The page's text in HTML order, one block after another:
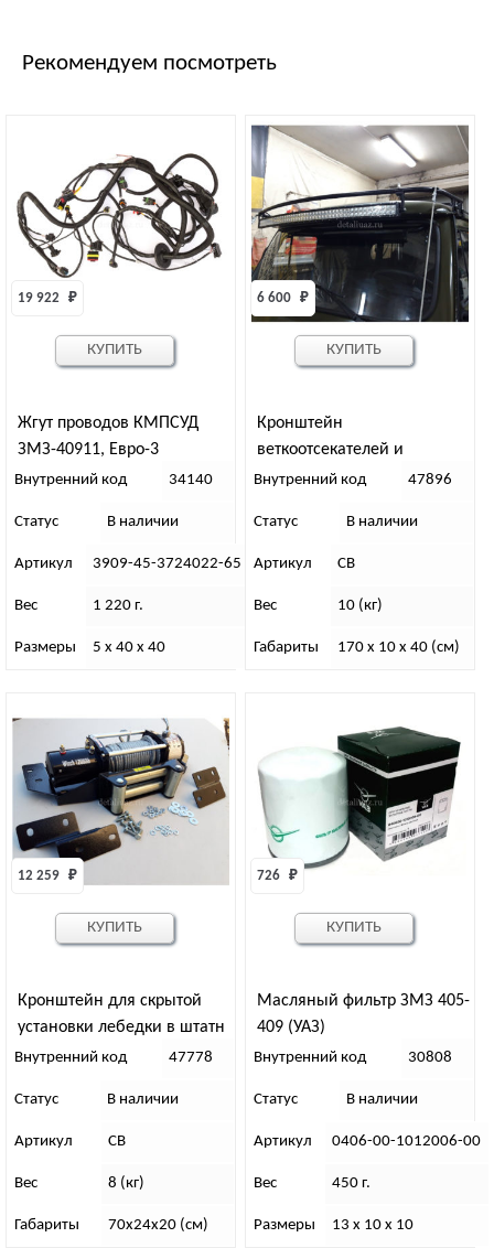
Рекомендуем посмотреть
Жгут проводов КМПСУД
ЗМЗ-40911, Евро-3
19 922 ₽
Внутренний код 34140
Статус В наличии
Артикул 3909-45-3724022-65
Вес 1 220 г.
Размеры 5 х 40 х 40
КУПИТЬ
Кронштейн
веткоотсекателей и
светодиодной балки
6 600 ₽
Внутренний код 47896
Статус В наличии
Артикул СВ
Вес 10 (кг)
Габариты 170 x 10 x 40 (см)
КУПИТЬ
Кронштейн для скрытой
установки лебедки в штатн
бампер Патриот, рестайл,
12 259 ₽
Внутренний код 47778
Статус В наличии
Артикул СВ
Вес 8 (кг)
Габариты 70х24х20 (см)
КУПИТЬ
Масляный фильтр ЗМЗ 405-
409 (УАЗ)
726 ₽
Внутренний код 30808
Статус В наличии
Артикул 0406-00-1012006-00
Вес 450 г.
Размеры 13 х 10 х 10
КУПИТЬ